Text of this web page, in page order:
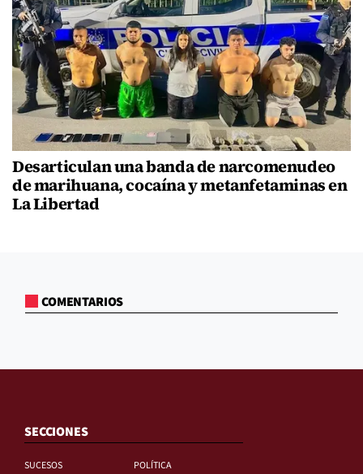
Desarticulan una banda de narcomenudeo
de marihuana, cocaína y metanfetaminas en
La Libertad
COMENTARIOS
SECCIONES
SUCESOS
POLÍTICA